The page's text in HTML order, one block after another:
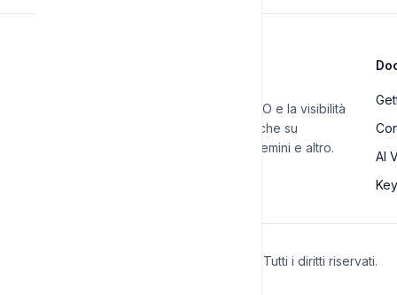
Automatizza il tuo SEO e la visibilità
IA. Traccia le classifiche su
Google, ChatGPT, Gemini e altro.
AI
Tutti i diritti riservati.